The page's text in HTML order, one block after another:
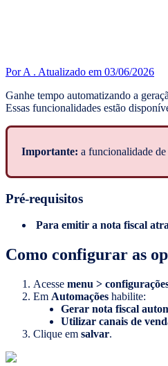
Por A . Atualizado em 03/06/2026
Ganhe tempo automatizando a
Essas funcionalidades estão
Importante: a funcionalidade
Pré-requisitos
Para emitir a nota fiscal
Como configurar as
Acesse menu >
Em Automações habilite:
Gerar nota fiscal
Utilizar canais de
Clique em salvar.